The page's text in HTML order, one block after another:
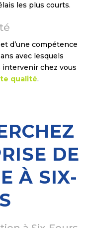
les plus courts.
et d’une compétence
avec lesquels
intervenir chez vous
qualité.
DE
À SIX-